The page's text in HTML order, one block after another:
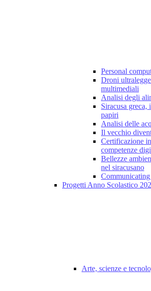
Personal
Droni
multimediali
Analisi degli
Siracusa greca,
papiri
Analisi delle
Il vecchio
Certificazione
competenze
Bellezze
nel siracusano
Communicating
Progetti Anno Scolastico
Arte, scienze e